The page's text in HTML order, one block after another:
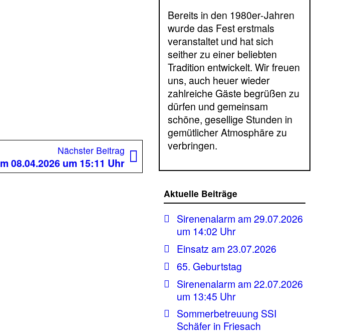
Nächster Beitrag Nächster
Beitrag:
08.04.2026 um 15:11 Uhr
Bereits in den 1980er-Jahren
wurde das Fest erstmals
veranstaltet und hat sich
seither zu einer beliebten
Tradition entwickelt. Wir freuen
uns, auch heuer wieder
zahlreiche Gäste begrüßen zu
dürfen und gemeinsam
schöne, gesellige Stunden in
gemütlicher Atmosphäre zu
verbringen.
Aktuelle Beiträge
Sirenenalarm am 29.07.2026
um 14:02 Uhr
Einsatz am 23.07.2026
65. Geburtstag
Sirenenalarm am 22.07.2026
um 13:45 Uhr
Sommerbetreuung SSI
Schäfer in Friesach